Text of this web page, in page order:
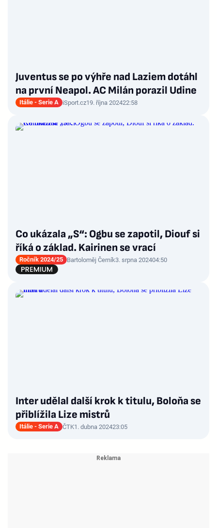
Juventus se po výhře nad Laziem dotáhl
na první Neapol. AC Milán porazil Udine
Itálie - Serie A iSport.cz19. října 202422:58
Co ukázala „S“: Ogbu se zapotil, Diouf si
říká o základ. Kairinen se vrací
Ročník 2024/25 Bartoloměj Černík3. srpna 202404:50
Inter udělal další krok k titulu, Boloňa se
přiblížila Lize mistrů
Itálie - Serie A ČTK1. dubna 202423:05